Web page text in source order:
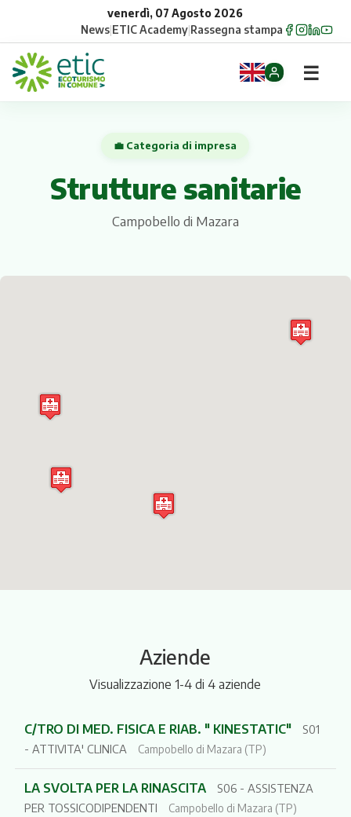
venerdì, 07 Agosto 2026
News|ETIC Academy|Rassegna stampa
Comuni
Gruppi
☰
💼 Categoria di impresa
Strutture sanitarie
Campobello di Mazara
Aziende
Visualizzazione 1-4 di 4 aziende
C/TRO DI MED. FISICA E RIAB. " KINESTATIC"
S01
- ATTIVITA' CLINICA
Campobello di Mazara (TP)
LA SVOLTA PER LA RINASCITA
S06 - ASSISTENZA
PER TOSSICODIPENDENTI
Campobello di Mazara (TP)